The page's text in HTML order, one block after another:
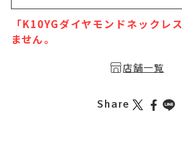
「K10YGダイヤモンドネックレ
ません。
店舗一覧
Share